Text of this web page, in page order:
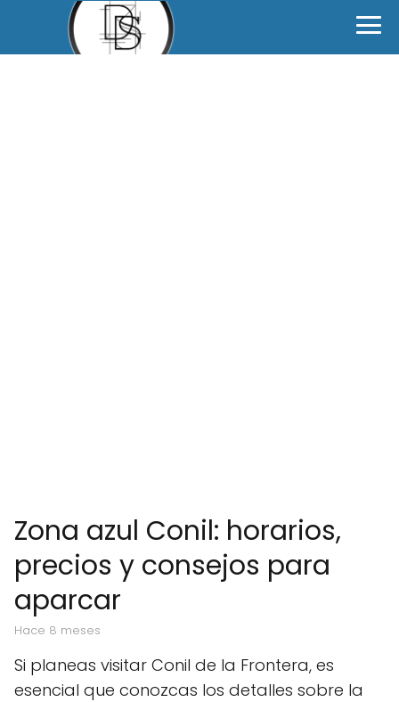
Zona azul Conil: horarios,
precios y consejos para
aparcar
hace 8 meses
Si planeas visitar Conil de la Frontera, es
esencial que conozcas los detalles sobre la